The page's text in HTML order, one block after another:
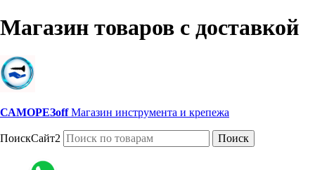
Магазин товаров с доставкой
САМОРЕЗoff Магазин инструмента и крепежа
ПоискСайт2 Поиск